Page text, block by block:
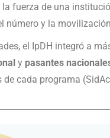
fuerza de una
número y la
el IpDH integró a
y pasantes
cada programa